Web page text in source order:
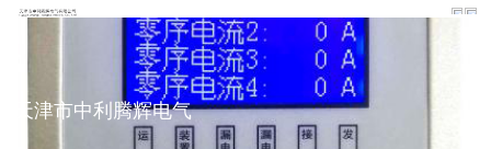
天津市中利腾辉电气